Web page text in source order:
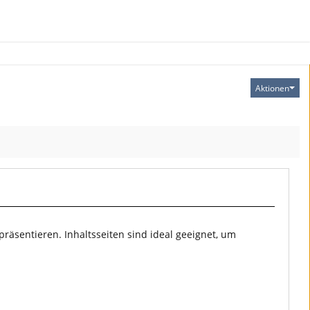
Aktionen
Inhaltsseiten sind ideal geeignet, um